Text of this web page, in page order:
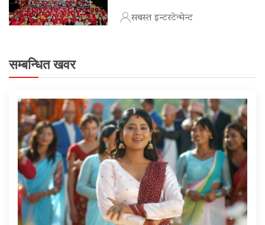
सबस्त इन्टरटेन्मेन्ट
सम्बन्धित खवर